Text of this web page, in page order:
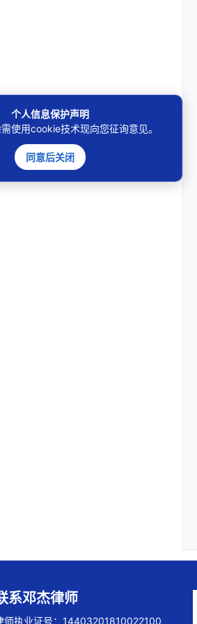
系邓杰律师
师执业证号：14403201810022100
个人信息保护声明
使用cookie技术现向您征询意见。
同意后关闭